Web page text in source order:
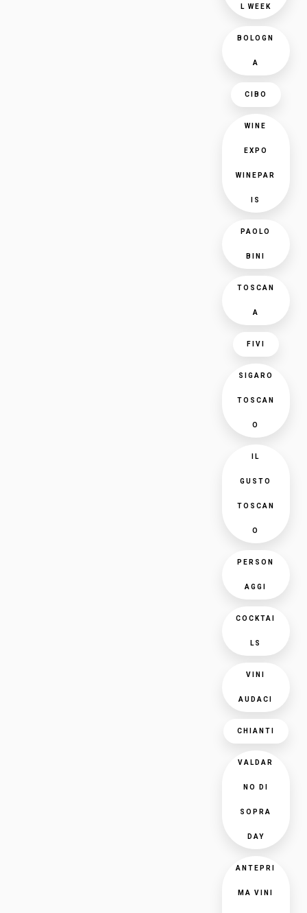
L WEEK
BOLOGN
A
CIBO
WINE
EXPO
WINEPAR
IS
PAOLO
BINI
TOSCAN
A
FIVI
SIGARO
TOSCAN
O
IL
GUSTO
TOSCAN
O
PERSON
AGGI
COCKTAI
LS
VINI
AUDACI
CHIANTI
VALDAR
NO DI
SOPRA
DAY
ANTEPRI
MA VINI